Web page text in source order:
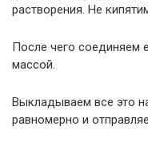
растворения. Не
После чего соединяем
массой.
Выкладываем все это
равномерно и